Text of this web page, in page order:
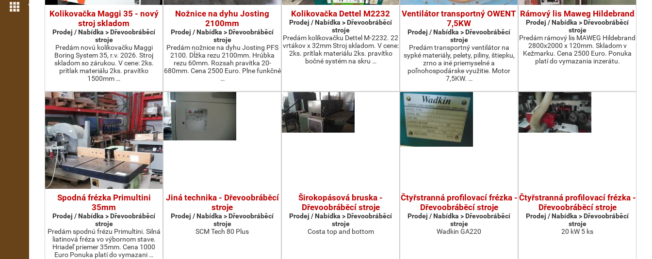
Více možností
Kolikovačka Maggi 35 - nový
stroj skladom
Prodej / Nabídka > Dřevoobráběcí
stroje
Predám novú kolíkovačku Maggi
Boring System 35, r.v. 2026. Stroj
skladom so zárukou. V cene: 2ks.
prítlak materiálu 2ks. pravítko
1500mm …
Nožnice na dyhu Josting
2100mm
Prodej / Nabídka > Dřevoobráběcí
stroje
Predám nožnice na dyhu Josting PFS
2100. Dĺžka rezu 2100mm. Hrúbka
rezu 60mm. Rozsah pravítka 20-
680mm. Cena 2500 Euro. Plne funkčné
…
Kolikovačka Dettel M2232
Prodej / Nabídka > Dřevoobráběcí
stroje
Predám kolíkovačku Dettel M-2232. 22
vrtákov x 32mm Stroj skladom. V cene:
2ks. prítlak materiálu 2ks. pravítko
bočné systém na skru …
Ventilátor transportný OWENT
7,5KW
Prodej / Nabídka > Dřevoobráběcí
stroje
Predám transportný ventilátor na
sypké materiály, pelety, piliny, štiepku,
zrno a iné priemyselné a
poľnohospodárske využitie. Motor
7,5KW. …
Rámový lis Maweg Hildebrand
Prodej / Nabídka > Dřevoobráběcí
stroje
Predám rámový lis MAWEG Hildebrand
2800x2000 x 120mm. Skladom v
Kežmarku. Cena 2500 Euro. Ponuka
platí do vymazania inzerátu.
Spodná frézka Primultini
35mm
Prodej / Nabídka > Dřevoobráběcí
stroje
Predám spodnú frézu Primultini. Silná
liatinová fréza vo výbornom stave.
Hriadeľ priemer 35mm. Cena 1000
Euro Ponuka platí do vymazani …
Jiná technika - Dřevoobráběcí
stroje
Prodej / Nabídka > Dřevoobráběcí
stroje
SCM Tech 80 Plus
Širokopásová bruska -
Dřevoobráběcí stroje
Prodej / Nabídka > Dřevoobráběcí
stroje
Costa top and bottom
Čtyřstranná profilovací frézka -
Dřevoobráběcí stroje
Prodej / Nabídka > Dřevoobráběcí
stroje
Wadkin GA220
Čtyřstranná profilovací frézka -
Dřevoobráběcí stroje
Prodej / Nabídka > Dřevoobráběcí
stroje
20 kW 5 ks